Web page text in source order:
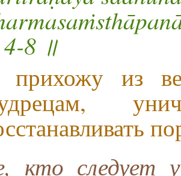
8 ॥
из
кто следует